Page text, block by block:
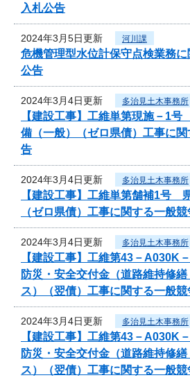
入札公告
2024年3月5日更新 河川課
危機管理型水位計保守点検業務
公告
2024年3月4日更新 多治見土木事務所
【建設工事】工維単第現施－1
備（一般）（ゼロ県債）工事に
告
2024年3月4日更新 多治見土木事務所
【建設工事】工維単第舗補1号
（ゼロ県債）工事に関する一般
2024年3月4日更新 多治見土木事務所
【建設工事】工維第43－
防災・安全交付金（道路維持修
ス）（翌債）工事に関する一般
2024年3月4日更新 多治見土木事務所
【建設工事】工維第43－
防災・安全交付金（道路維持修
ス）（翌債）工事に関する一般